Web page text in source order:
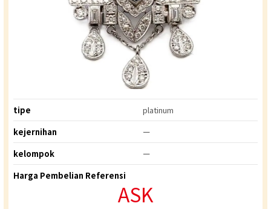
tipe
platinum
kejernihan
ー
kelompok
ー
Harga Pembelian Referensi
ASK